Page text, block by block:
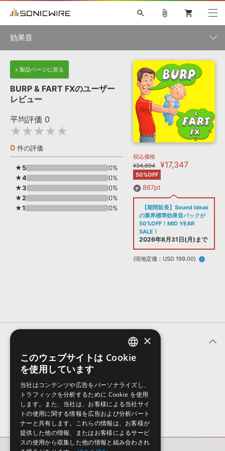
ソフト音源 »
プラグイン・エフェクト »
サンプルパック »
ソフトウェア／ツール »
DAW »
ニュースレター »
SONICWIREブログ »
製品サポート情報 »
DTMガイド »
FAQ »
音楽カード
楽曲配信流通サービス
無償のサウンド管理ソフト
SLS 音素材の制作・
search
初音ミク NT 巡音ルカ V4X
MEIKO V3
KAITO V3
VOCALOID TOONTRACK
SPITFIRE AUDIO
VIENNA
EZ DRUMMER 3
ライセンスフリーBGM
ボーカル抜き出し
DUBSTEP
ELECTRONICA
MUTANT
ROUTER.FM
ソフト音源 プラグイン・エフェクト
DAW 効果音
attach_file shopping_cart
効果音
製品一覧
メーカー
ランキング
« 製品ページに戻る
BURP & FART FXのユーザー
レビュー
平均評価 0
★★★★★
0 件の評価
★5
0%
★4
0%
★3
0%
★2
0%
★1
0%
税込価格
¥34,694
¥17,347
50%OFF
867pt
【期間延長】Sound Ideas
の業界標準効果音パックが
50%OFF！MID YEAR
SALE！
2026年8月31日(月)まで
(現地定価：USD 199.00) info
ユーザーレビュー (0件)
表示順
ENGLISH
×
このウェブサイトは Cookie
を使用しています
当社はコンテンツや広告をパーソナライズし、
トラフィックを分析するために Cookie を使用
します。また、当社は、お客様による当社サイ
トの使用に関する情報を広告および分析パート
ナーと共有します。これらの情報は、お客様が
提供した他の情報、またはお客様によるサービ
スの使用から収集した他の情報と組み合わされ